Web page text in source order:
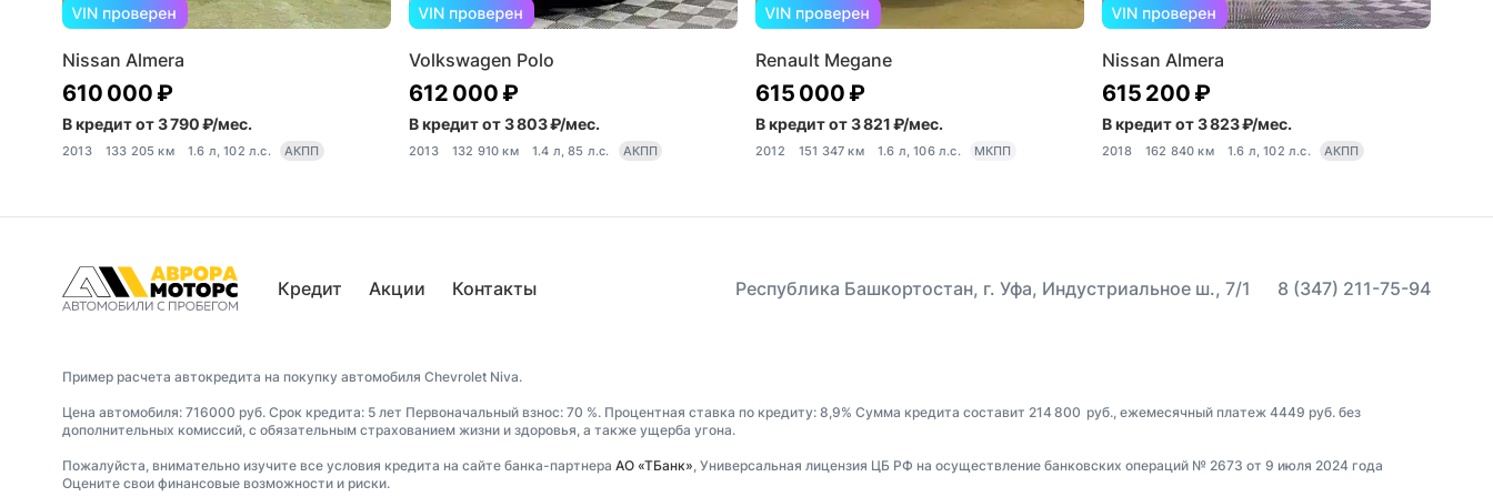
Nissan Almera
610 000 ₽
В кредит от 3 790 ₽/мес.
2013 133 205 км 1.6 л, 102 л.с. АКПП
Volkswagen Polo
612 000 ₽
В кредит от 3 803 ₽/мес.
2013 132 910 км 1.4 л, 85 л.с. АКПП
Renault Megane
615 000 ₽
В кредит от 3 821 ₽/мес.
2012 151 347 км 1.6 л, 106 л.с. МКПП
Nissan Almera
615 200 ₽
В кредит от 3 823 ₽/мес.
2018 162 840 км 1.6 л, 102 л.с. АКПП
Кредит Акции Контакты Республика Башкортостан, г. Уфа, Индустриальное ш., 7/1 8 (347) 211-75-94
Пример расчета автокредита на покупку автомобиля Chevrolet Niva.
Цена автомобиля: 716000 руб. Срок кредита: 5 лет Первоначальный взнос: 70 %. Процентная ставка по кредиту: 8,9% Сумма кредита составит 214 800 руб., ежемесячный платеж 4449 руб. без
дополнительных комиссий, с обязательным страхованием жизни и здоровья, а также ущерба угона.
Пожалуйста, внимательно изучите все условия кредита на сайте банка-партнера АО «ТБанк» , Универсальная лицензия ЦБ РФ на осуществление банковских операций № 2673 от 9 июля 2024 года
Оцените свои финансовые возможности и риски.